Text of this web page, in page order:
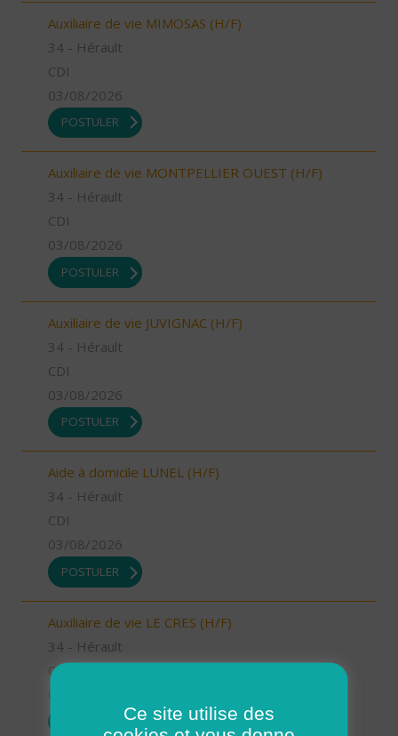
Auxiliaire de vie MIMOSAS (H/F)
34 - Hérault
CDI
03/08/2026
POSTULER
Auxiliaire de vie MONTPELLIER OUEST (H/F)
34 - Hérault
CDI
03/08/2026
POSTULER
Auxiliaire de vie JUVIGNAC (H/F)
34 - Hérault
CDI
03/08/2026
POSTULER
Aide à domicile LUNEL (H/F)
34 - Hérault
CDI
03/08/2026
POSTULER
Auxiliaire de vie LE CRES (H/F)
34 - Hérault
CDI
Ce site utilise des